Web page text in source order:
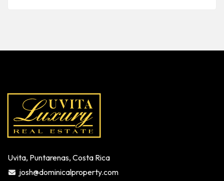
Uvita, Puntarenas, Costa Rica
josh@dominicalproperty.com